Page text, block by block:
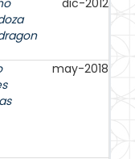
dic-2012
may-2018